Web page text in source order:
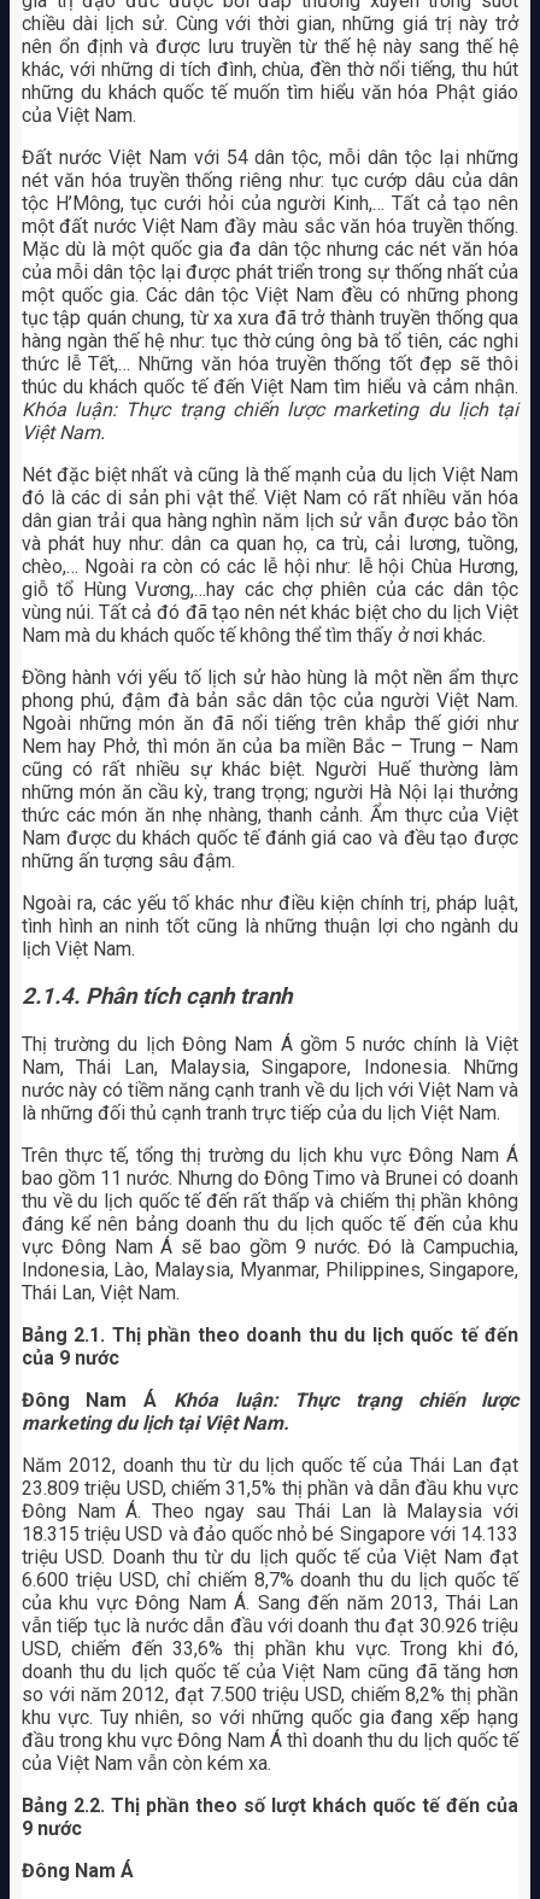
chiều dài lịch sử. Cùng với thời gian, những giá trị này trở
nên ổn định và được lưu truyền từ thế hệ này sang thế hệ
khác, với những di tích đình, chùa, đền thờ nổi tiếng, thu hút
những du khách quốc tế muốn tìm hiểu văn hóa Phật giáo
của Việt Nam.
Đất nước Việt Nam với 54 dân tộc, mỗi dân tộc lại những
nét văn hóa truyền thống riêng như: tục cướp dâu của dân
tộc H’Mông, tục cưới hỏi của người Kinh,… Tất cả tạo nên
một đất nước Việt Nam đầy màu sắc văn hóa truyền thống.
Mặc dù là một quốc gia đa dân tộc nhưng các nét văn hóa
của mỗi dân tộc lại được phát triển trong sự thống nhất của
một quốc gia. Các dân tộc Việt Nam đều có những phong
tục tập quán chung, từ xa xưa đã trở thành truyền thống qua
hàng ngàn thế hệ như: tục thờ cúng ông bà tổ tiên, các nghi
thức lễ Tết,… Những văn hóa truyền thống tốt đẹp sẽ thôi
thúc du khách quốc tế đến Việt Nam tìm hiểu và cảm nhận.
Khóa luận: Thực trạng chiến lược marketing du lịch tại
Việt Nam.
Nét đặc biệt nhất và cũng là thế mạnh của du lịch Việt Nam
đó là các di sản phi vật thể. Việt Nam có rất nhiều văn hóa
dân gian trải qua hàng nghìn năm lịch sử vẫn được bảo tồn
và phát huy như: dân ca quan họ, ca trù, cải lương, tuồng,
chèo,… Ngoài ra còn có các lễ hội như: lễ hội Chùa Hương,
giỗ tổ Hùng Vương,…hay các chợ phiên của các dân tộc
vùng núi. Tất cả đó đã tạo nên nét khác biệt cho du lịch Việt
Nam mà du khách quốc tế không thể tìm thấy ở nơi khác.
Đồng hành với yếu tố lịch sử hào hùng là một nền ẩm thực
phong phú, đậm đà bản sắc dân tộc của người Việt Nam.
Ngoài những món ăn đã nổi tiếng trên khắp thế giới như
Nem hay Phở, thì món ăn của ba miền Bắc – Trung – Nam
cũng có rất nhiều sự khác biệt. Người Huế thường làm
những món ăn cầu kỳ, trang trọng; người Hà Nội lại thưởng
thức các món ăn nhẹ nhàng, thanh cảnh. Ẩm thực của Việt
Nam được du khách quốc tế đánh giá cao và đều tạo được
những ấn tượng sâu đậm.
Ngoài ra, các yếu tố khác như điều kiện chính trị, pháp luật,
tình hình an ninh tốt cũng là những thuận lợi cho ngành du
lịch Việt Nam.
2.1.4. Phân tích cạnh tranh
Thị trường du lịch Đông Nam Á gồm 5 nước chính là Việt
Nam, Thái Lan, Malaysia, Singapore, Indonesia. Những
nước này có tiềm năng cạnh tranh về du lịch với Việt Nam và
là những đối thủ cạnh tranh trực tiếp của du lịch Việt Nam.
Trên thực tế, tổng thị trường du lịch khu vực Đông Nam Á
bao gồm 11 nước. Nhưng do Đông Timo và Brunei có doanh
thu về du lịch quốc tế đến rất thấp và chiếm thị phần không
đáng kể nên bảng doanh thu du lịch quốc tế đến của khu
vực Đông Nam Á sẽ bao gồm 9 nước. Đó là Campuchia,
Indonesia, Lào, Malaysia, Myanmar, Philippines, Singapore,
Thái Lan, Việt Nam.
Bảng 2.1. Thị phần theo doanh thu du lịch quốc tế đến
của 9 nước
Đông Nam Á Khóa luận: Thực trạng chiến lược
marketing du lịch tại Việt Nam.
Năm 2012, doanh thu từ du lịch quốc tế của Thái Lan đạt
23.809 triệu USD, chiếm 31,5% thị phần và dẫn đầu khu vực
Đông Nam Á. Theo ngay sau Thái Lan là Malaysia với
18.315 triệu USD và đảo quốc nhỏ bé Singapore với 14.133
triệu USD. Doanh thu từ du lịch quốc tế của Việt Nam đạt
6.600 triệu USD, chỉ chiếm 8,7% doanh thu du lịch quốc tế
của khu vực Đông Nam Á. Sang đến năm 2013, Thái Lan
vẫn tiếp tục là nước dẫn đầu với doanh thu đạt 30.926 triệu
USD, chiếm đến 33,6% thị phần khu vực. Trong khi đó,
doanh thu du lịch quốc tế của Việt Nam cũng đã tăng hơn
so với năm 2012, đạt 7.500 triệu USD, chiếm 8,2% thị phần
khu vực. Tuy nhiên, so với những quốc gia đang xếp hạng
đầu trong khu vực Đông Nam Á thì doanh thu du lịch quốc tế
của Việt Nam vẫn còn kém xa.
Bảng 2.2. Thị phần theo số lượt khách quốc tế đến của
9 nước
Đông Nam Á